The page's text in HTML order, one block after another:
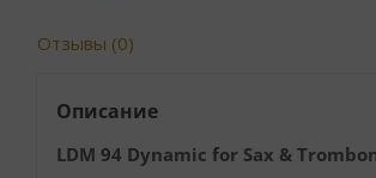
Отзывы (0)
Описание
LDM 94 Dynamic for Sax &